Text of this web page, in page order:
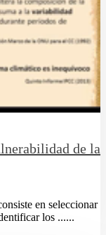
de la
en seleccionar
los ......